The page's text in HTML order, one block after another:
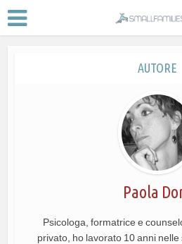
AUTORE
Paola
Psicologa, formatrice e
privato, ho lavorato 10 anni nelle